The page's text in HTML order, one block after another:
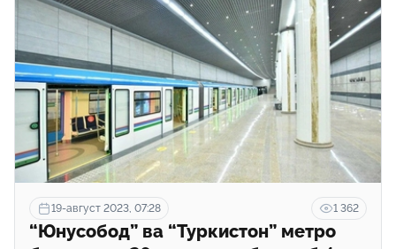
19-август 2023, 07:28 1 362
“Юнусобод” ва “Туркистон” метро